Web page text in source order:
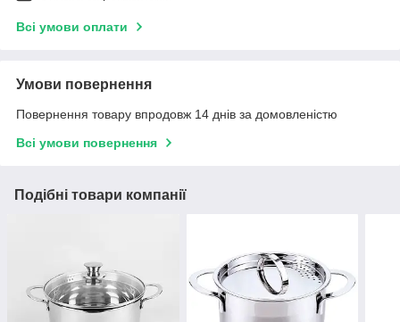
Всі умови оплати
Умови повернення
Повернення товару впродовж 14 днів за домовленістю
Всі умови повернення
Подібні товари компанії